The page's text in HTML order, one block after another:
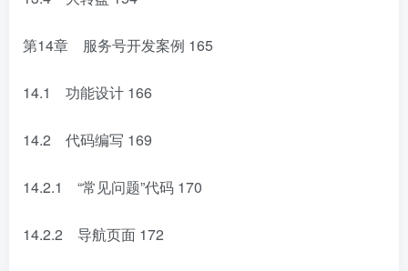
第14章 服务号开发案例 165
14.1 功能设计 166
14.2 代码编写 169
14.2.1 “常见问题”代码 170
14.2.2 导航页面 172